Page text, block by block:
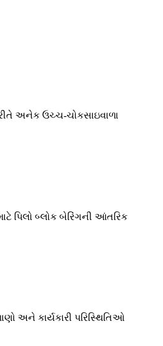
રીતે અનેક ઉચ્ચ-ચોકસાઇવાળા
પિલો બ્લોક બેરિંગની આંતરિક
અને કાર્યકારી પરિસ્થિતિઓ